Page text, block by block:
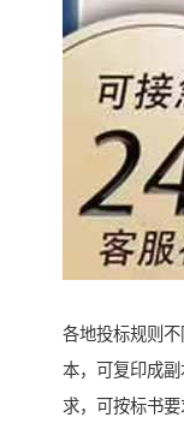
各地投标规则
本，可复印成
求，可按标书